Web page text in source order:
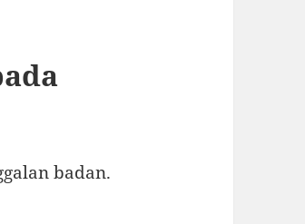
badan.